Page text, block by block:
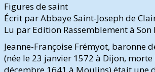
Figures de saint
Écrit par Abbaye Saint-Joseph de
Lu par Edition Rassemblement à Son
Jeanne-Françoise Frémyot, baronne
(née le 23 janvier 1572 à Dijon, morte